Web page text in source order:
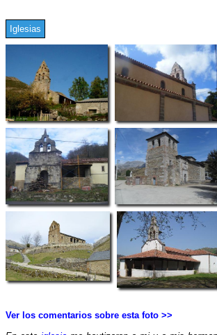
Iglesias
Ver los comentarios sobre esta foto >>